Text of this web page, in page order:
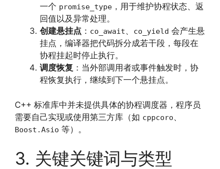
一个 promise_type ，用于维护协程状态、返
回值以及异常处理。
创建悬挂点 ： co_await、 co_yield 会产生悬
挂点，编译器把代码拆分成若干段，每段在
协程挂起时停止执行。
调度恢复 ：当外部调用者或事件触发时，协
程恢复执行，继续到下一个悬挂点。
C++ 标准库中并未提供具体的协程调度器，程序员
需要自己实现或使用第三方库（如 cppcoro、
Boost.Asio 等）。
3. 关键关键词与类型